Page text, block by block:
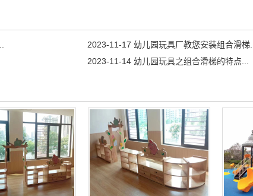
2023-11-17 幼儿园玩具厂教您安装组合滑梯...
2023-11-14 幼儿园玩具之组合滑梯的特点...